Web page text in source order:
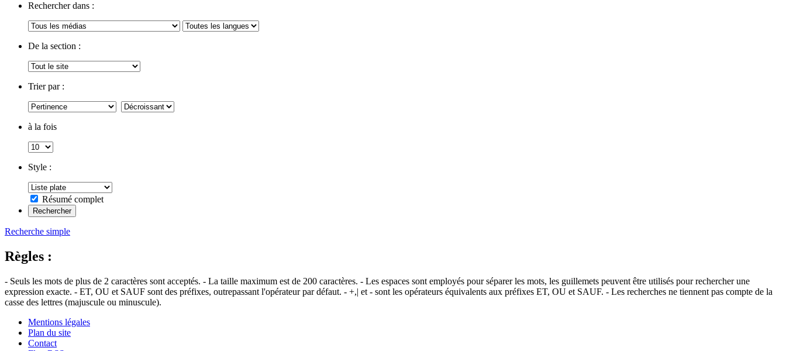
Rechercher dans :
De la section :
Trier par :
à la fois
Style :
Résumé complet
Recherche simple
Règles :
- Seuls les mots de plus de 2 caractères sont acceptés. - La taille maximum est de 200 caractères. - Les espaces sont employés pour séparer les mots, les guillemets peuvent être utilisés pour rechercher une
expression exacte. - ET, OU et SAUF sont des préfixes, outrepassant l'opérateur par défaut. - +,| et - sont les opérateurs équivalents aux préfixes ET, OU et SAUF. - Les recherches ne tiennent pas compte de la
casse des lettres (majuscule ou minuscule).
Mentions légales
Plan du site
Contact